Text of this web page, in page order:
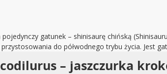
gatunek – shinisaurę chińską
do półwodnego trybu życia. Jest
– jaszczurka